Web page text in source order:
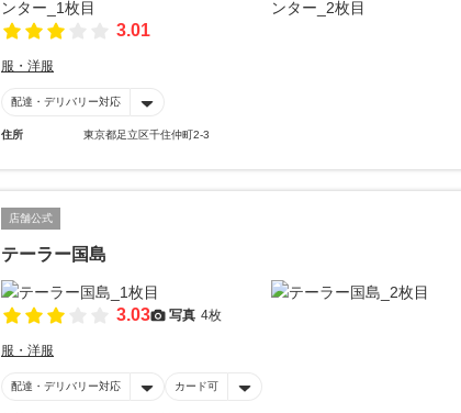
3.01
服・洋服
配達・デリバリー対応
住所 東京都足立区千住仲町2-3
店舗公式
テーラー国島
3.03 写真 4枚
服・洋服
配達・デリバリー対応 カード可